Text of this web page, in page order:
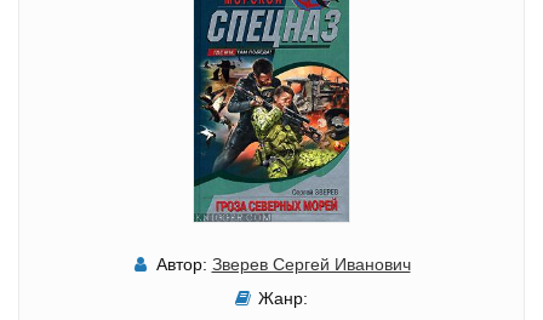
Автор: Зверев Сергей Иванович
Жанр: